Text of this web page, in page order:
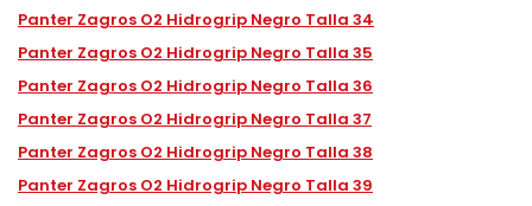
Panter Zagros O2 Hidrogrip Negro Talla 34
Panter Zagros O2 Hidrogrip Negro Talla 35
Panter Zagros O2 Hidrogrip Negro Talla 36
Panter Zagros O2 Hidrogrip Negro Talla 37
Panter Zagros O2 Hidrogrip Negro Talla 38
Panter Zagros O2 Hidrogrip Negro Talla 39